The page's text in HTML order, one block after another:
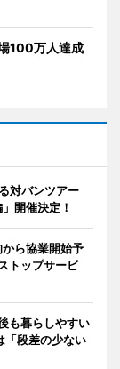
100万人達成
対バンツアー
開催決定！
ら協業開始予
トップサービ
も暮らしやすい
「段差の少ない